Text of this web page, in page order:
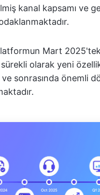
kanal kapsamı ve
Mart
olarak yeni
sonrasında önemli